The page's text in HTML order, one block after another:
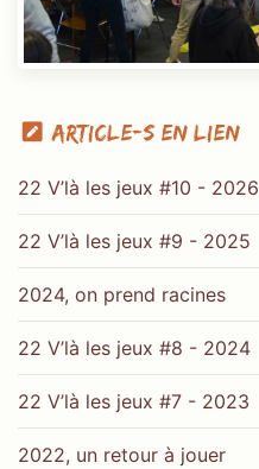
Article-s en lien
22 V’là les jeux #10 - 2026
22 V’là les jeux #9 - 2025
2024, on prend racines
22 V’là les jeux #8 - 2024
22 V’là les jeux #7 - 2023
2022, un retour à jouer